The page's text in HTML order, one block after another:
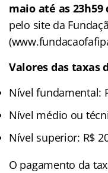
maio até as 23h59
pelo site da
Valores das taxas
Nível fundamental:
Nível médio ou
Nível superior: R$
O pagamento da